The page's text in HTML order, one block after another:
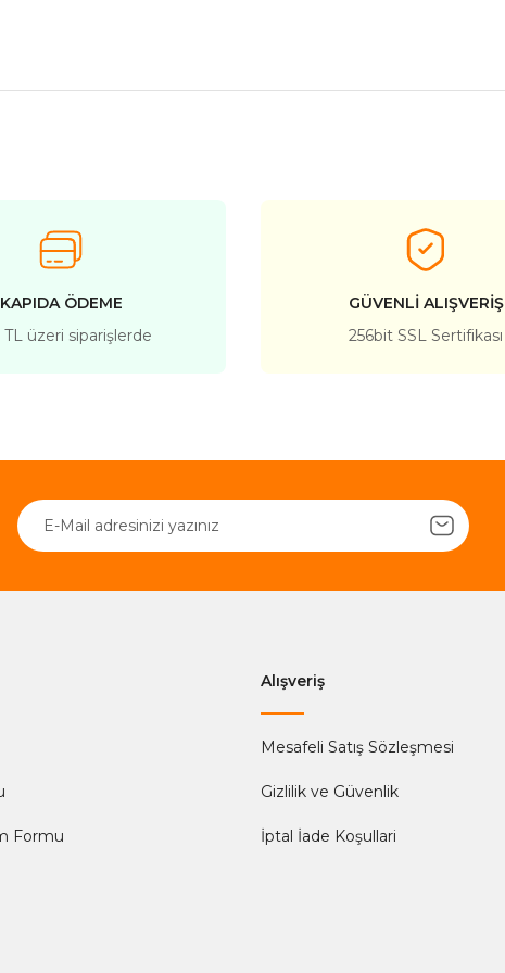
KAPIDA ÖDEME
üzeri siparişlerde
GÜVENLİ ALIŞVERİŞ
256bit SSL Sertifikası
Formu
Alışveriş
Mesafeli Satış Sözleşmesi
Gizlilik ve Güvenlik
İptal İade Koşullari